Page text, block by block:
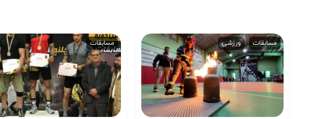
مسابقات ورزشی مسابقات